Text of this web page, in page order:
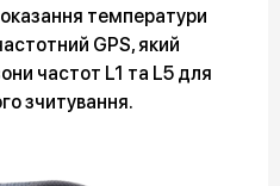
температури
GPS, який
частот L1 та L5 для
зчитування.